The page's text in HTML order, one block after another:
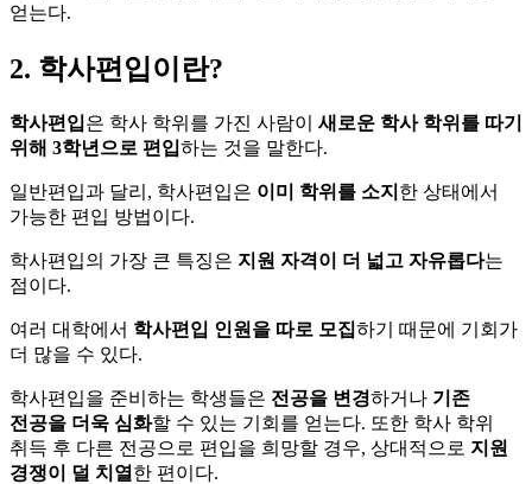
얻는다.
2. 학사편입이란?
학사편입은 학사 학위를 가진 사람이 새로운 학사 학위를 따기
위해 3학년으로 편입하는 것을 말한다.
일반편입과 달리, 학사편입은 이미 학위를 소지 한 상태에서
가능한 편입 방법이다.
학사편입의 가장 큰 특징은 지원 자격이 더 넓고 자유롭다는
점이다.
여러 대학에서 학사편입 인원을 따로 모집하기 때문에 기회가
더 많을 수 있다.
학사편입을 준비하는 학생들은 전공을 변경하거나 기존
전공을 더욱 심화할 수 있는 기회를 얻는다. 또한 학사 학위
취득 후 다른 전공으로 편입을 희망할 경우, 상대적으로 지원
경쟁이 덜 치열 한 편이다.